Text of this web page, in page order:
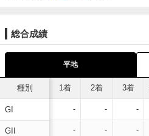
総合成績
平地
種別
GI
GII
1着 2着 3着
- - -
- - -